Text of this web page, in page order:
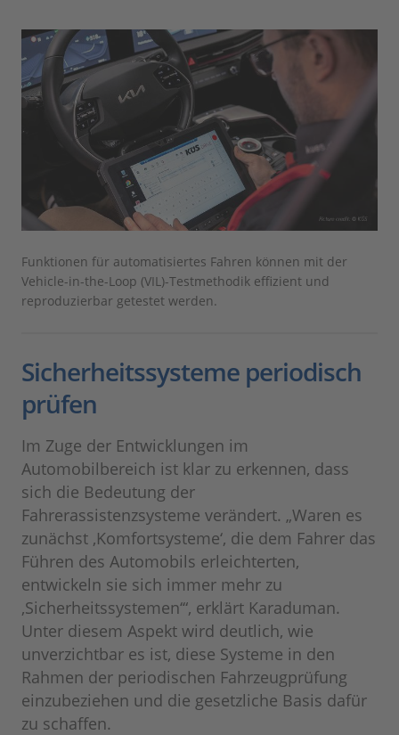
Funktionen für automatisiertes Fahren können mit der
Vehicle-in-the-Loop (VIL)-Testmethodik effizient und
reproduzierbar getestet werden.
Sicherheitssysteme periodisch
prüfen
Im Zuge der Entwicklungen im
Automobilbereich ist klar zu erkennen, dass
sich die Bedeutung der
Fahrerassistenzsysteme verändert. „Waren es
zunächst ‚Komfortsysteme‘, die dem Fahrer das
Führen des Automobils erleichterten,
entwickeln sie sich immer mehr zu
‚Sicherheitssystemen‘“, erklärt Karaduman.
Unter diesem Aspekt wird deutlich, wie
unverzichtbar es ist, diese Systeme in den
Rahmen der periodischen Fahrzeugprüfung
einzubeziehen und die gesetzliche Basis dafür
zu schaffen.